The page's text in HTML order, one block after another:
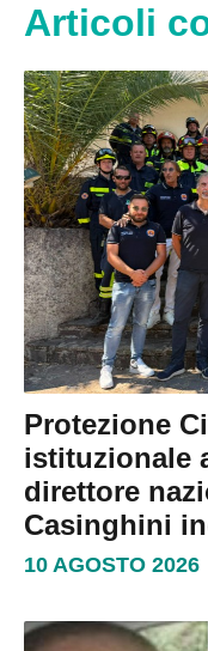
Articoli
Protezione
istituzionale
direttore
Casinghini
10 AGOSTO 2026